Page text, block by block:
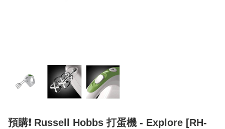
預購❗️ Russell Hobbs 打蛋機 - Explore [RH-